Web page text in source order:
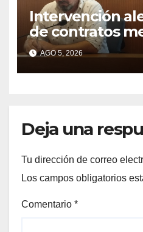
Intervención
de contratos
2025
AGO 5, 2026
Deja una
Tu dirección de correo
Los campos obligatorios
Comentario *